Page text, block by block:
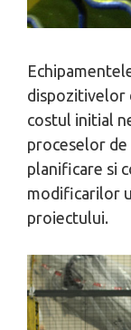
dispozitivelor
costul initial
proceselor de
planificare si
modificarilor
proiectului.